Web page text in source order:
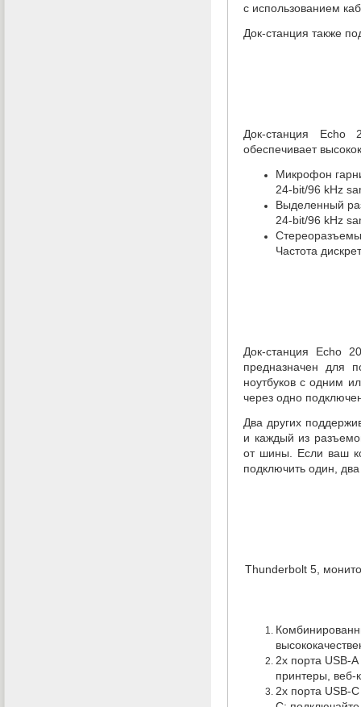
с использованием
Док-станция также
Док-станция Echo
обеспечивает
Микрофон
24-bit/96 kHz
Выделенный
24-bit/96 kHz
Частота
Док-станция Echo
предназначен для
ноутбуков с одним
через одно
Два других
и каждый из
от шины. Если ваш
подключить один
Thunderbolt 5,
2х порта USB-A
принтеры
веб-
2х порта USB-C